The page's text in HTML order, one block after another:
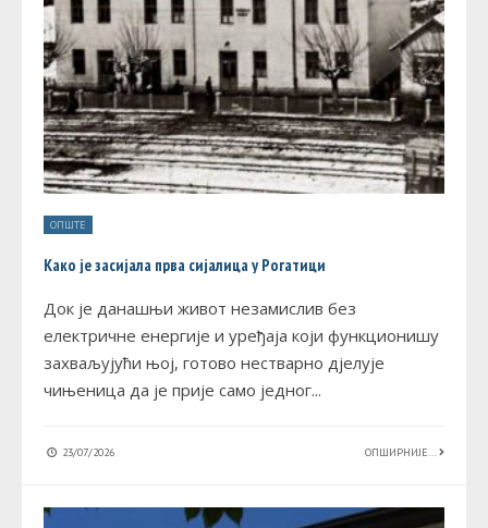
ОПШТЕ
Како је засијала прва сијалица у Рогатици
Док је данашњи живот незамислив без
електричне енергије и уређаја који функционишу
захваљујући њој, готово нестварно дјелује
чињеница да је прије само једног...
23/07/2026 ОПШИРНИЈЕ...